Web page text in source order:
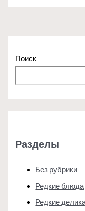
Поиск
Разделы
Без рубрики
Редкие блюда
Редкие